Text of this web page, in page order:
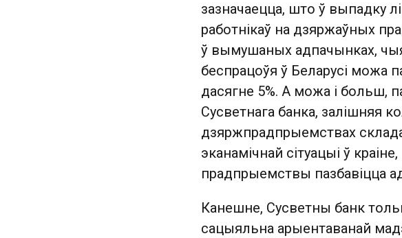
зазначаецца, што ў выпадку
работнікаў на дзяржаўных
ў вымушаных адпачынках,
беспрацоўя ў Беларусі можа
дасягне 5%. А можа і больш,
Сусветнага банка, залішняя
дзяржпрадпрыемствах
эканамічнай сітуацыі ў
прадпрыемствы пазбавіцца
Канешне, Сусветны банк
сацыяльна арыентаванай